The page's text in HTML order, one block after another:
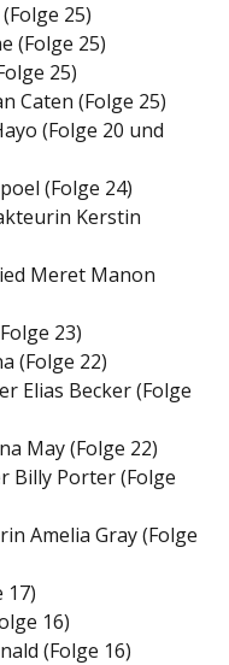
25)
(Folge 25)
25)
Caten (Folge 25)
(Folge 20 und
(Folge 24)
Kerstin
Meret Manon
23)
(Folge 22)
Elias Becker (Folge
May (Folge 22)
Billy Porter (Folge
Amelia Gray (Folge
17)
16)
(Folge 16)